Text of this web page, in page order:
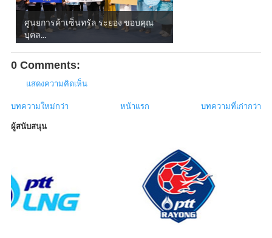
ศูนยการค้าเซ็นทรัล ระยอง ขอบคุณ
บุคล...
0 Comments:
แสดงความคิดเห็น
บทความใหม่กว่า บทความที่เก่ากว่า
หน้าแรก
ผู้สนับสนุน